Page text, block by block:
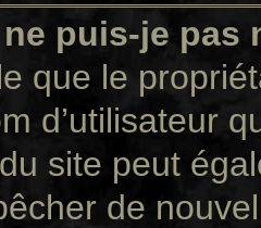
puis-je pas
que le
d’utilisateur
site peut
de